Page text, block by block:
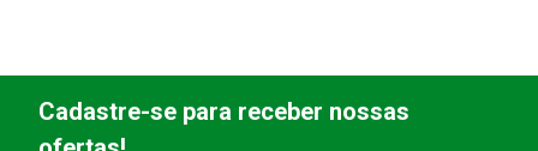
Cadastre-se para receber nossas